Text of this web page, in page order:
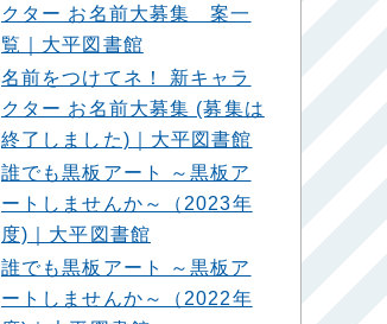
クター お名前大募集 案一
覧｜大平図書館
名前をつけてネ！ 新キャラ
クター お名前大募集 (募集は
終了しました)｜大平図書館
誰でも黒板アート ～黒板ア
ートしませんか～（2023年
度)｜大平図書館
誰でも黒板アート ～黒板ア
ートしませんか～（2022年